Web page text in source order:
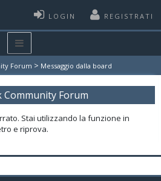
LOGIN REGISTRATI
Forum > Messaggio dalla board
Community Forum
Stai utilizzando la funzione in
e riprova.